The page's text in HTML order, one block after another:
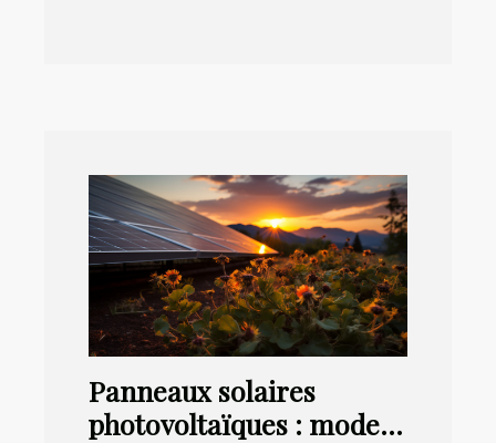
Panneaux solaires
photovoltaïques : mode